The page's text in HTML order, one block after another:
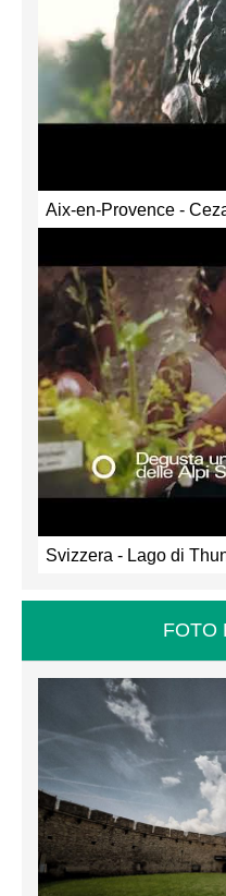
Aix-en-Provence -
Svizzera - Lago di
FOTO